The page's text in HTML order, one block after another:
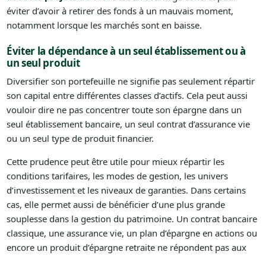
éviter d’avoir à retirer des fonds à un mauvais moment,
notamment lorsque les marchés sont en baisse.
Éviter la dépendance à un seul établissement ou à
un seul produit
Diversifier son portefeuille ne signifie pas seulement répartir
son capital entre différentes classes d’actifs. Cela peut aussi
vouloir dire ne pas concentrer toute son épargne dans un
seul établissement bancaire, un seul contrat d’assurance vie
ou un seul type de produit financier.
Cette prudence peut être utile pour mieux répartir les
conditions tarifaires, les modes de gestion, les univers
d’investissement et les niveaux de garanties. Dans certains
cas, elle permet aussi de bénéficier d’une plus grande
souplesse dans la gestion du patrimoine. Un contrat bancaire
classique, une assurance vie, un plan d’épargne en actions ou
encore un produit d’épargne retraite ne répondent pas aux